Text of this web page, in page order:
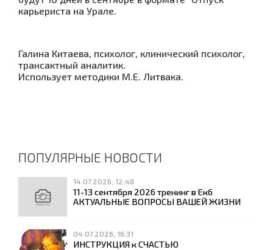
карьериста на Урале.
Галина Китаева, психолог, клинический психолог,
трансактный аналитик.
Использует методики М.Е. Литвака.
ПОПУЛЯРНЫЕ НОВОСТИ
14.07.2026, 12:48
11-13 сентября 2026 тренинг в Екб
АКТУАЛЬНЫЕ ВОПРОСЫ ВАШЕЙ ЖИЗНИ
04.07.2026, 16:31
ИНСТРУКЦИЯ к СЧАСТЬЮ